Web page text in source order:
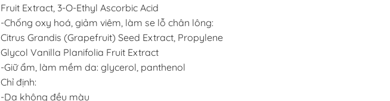
Fruit Extract, 3-O-Ethyl Ascorbic Acid
-Chống oxy hoá, giảm viêm, làm se lỗ chân lông:
Citrus Grandis (Grapefruit) Seed Extract, Propylene
Glycol Vanilla Planifolia Fruit Extract
-Giữ ẩm, làm mềm da: glycerol, panthenol
Chỉ định:
-Da không đều màu